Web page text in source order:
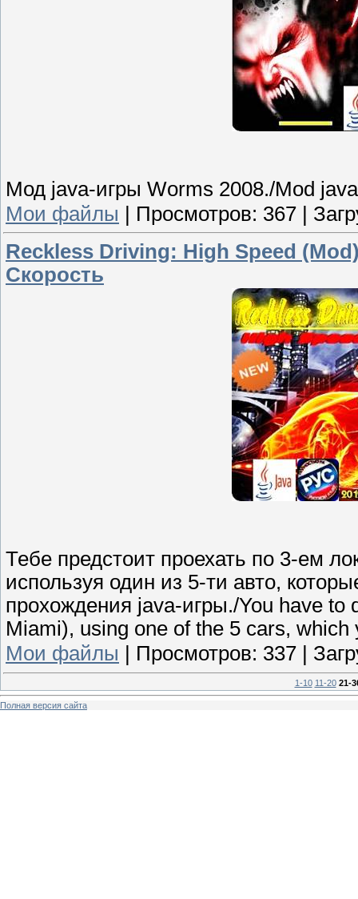
Мод java-игры Worms 2008./Mod
Мои файлы | Просмотров: 367 |
Reckless Driving: High Speed
Скорость
Тебе предстоит проехать по 3-ем
используя один из 5-ти авто,
прохождения java-игры./You have
Miami), using one of the 5 cars,
Мои файлы
Просмотров: 337
1-10 11-20 21-
Полная версия сайта